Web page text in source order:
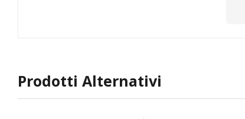
Prodotti Alternativi